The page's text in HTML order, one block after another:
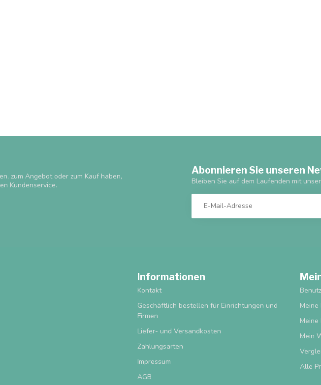
zum Angebot oder zum Kauf haben,
Kundenservice.
Abonnieren Sie unseren
Bleiben Sie auf dem Laufenden mit
Informationen
Kontakt
Geschäftlich bestellen für Einrichtungen und
Firmen
Liefer- und Versandkosten
Zahlungsarten
Impressum
AGB
Mein
Alle